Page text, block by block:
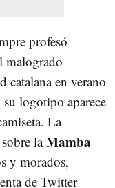
profesó
malogrado
catalana en verano
logotipo aparece
La
laMamba
y morados,
de Twitter